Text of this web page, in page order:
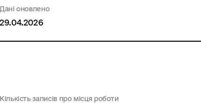
Дані оновлено
29.04.2026
Кількість записів про місця роботи